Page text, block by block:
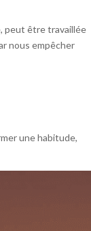
peut être travaillée
nous empêcher
une habitude,